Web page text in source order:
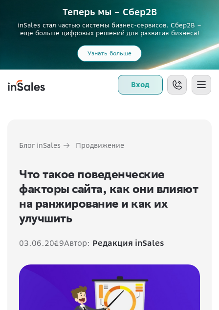
Теперь мы – Сбер2B
inSales стал частью системы бизнес-сервисов. Сбер2В –
еще больше цифровых решений для развития бизнеса!
Узнать больше
Вход
Блог inSales Продвижение
Что такое поведенческие
факторы сайта, как они влияют
на ранжирование и как их
улучшить
03.06.2019Автор: Редакция inSales